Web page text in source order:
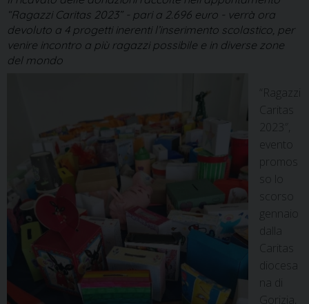
“Ragazzi Caritas 2023” - pari a 2.696 euro - verrà ora
devoluto a 4 progetti inerenti l’inserimento scolastico, per
venire incontro a più ragazzi possibile e in diverse zone
del mondo
“Ragazzi
Caritas
2023″,
evento
promos
scorso
gennaio
dalla
Caritas
diocesa
na di
Gorizia,